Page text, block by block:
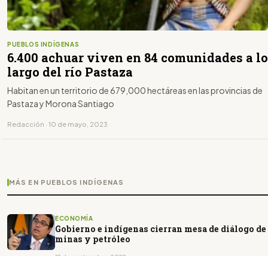
PUEBLOS INDÍGENAS
6.400 achuar viven en 84 comunidades a lo
largo del río Pastaza
Habitan en un territorio de 679,000 hectáreas en las provincias de
Pastaza y Morona Santiago
Redacción · 10 de mayo, 2023
MÁS EN PUEBLOS INDÍGENAS
ECONOMÍA
Gobierno e indígenas cierran mesa de diálogo de
minas y petróleo